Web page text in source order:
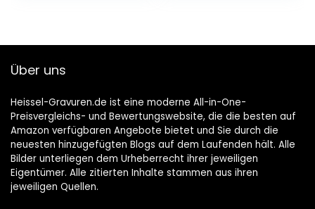
Über uns
Heissel-Gravuren.de ist eine moderne All-in-One-
Preisvergleichs- und Bewertungswebsite, die die besten auf
Amazon verfügbaren Angebote bietet und Sie durch die
neuesten hinzugefügten Blogs auf dem Laufenden hält. Alle
Bilder unterliegen dem Urheberrecht ihrer jeweiligen
Eigentümer. Alle zitierten Inhalte stammen aus ihren
jeweiligen Quellen.